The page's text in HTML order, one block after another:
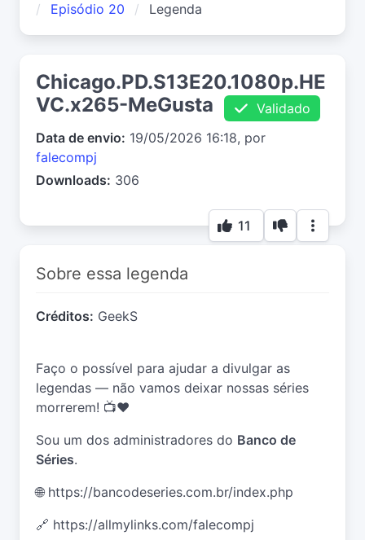
Episódio 20
Legenda
Chicago.PD.S13E20.1080p.HE
VC.x265-MeGusta
Validado
Data de envio: 19/05/2026 16:18, por
falecompj
Downloads: 306
11
Sobre essa legenda
Créditos: GeekS
Faço o possível para ajudar a divulgar as
legendas — não vamos deixar nossas séries
morrerem! 📺❤️
Sou um dos administradores do Banco de
Séries.
🌐 https://bancodeseries.com.br/index.php
🔗 https://allmylinks.com/falecompj